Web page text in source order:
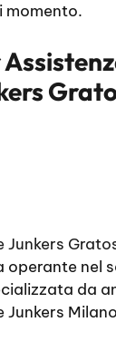
momento.
Junkers
operante nel
da
Junkers